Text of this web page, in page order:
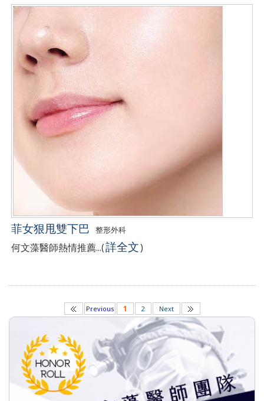
菲女狠甩雙下巴 整形外科
何文藻醫師熱情推薦...(詳全文)
Previous 1 2 Next